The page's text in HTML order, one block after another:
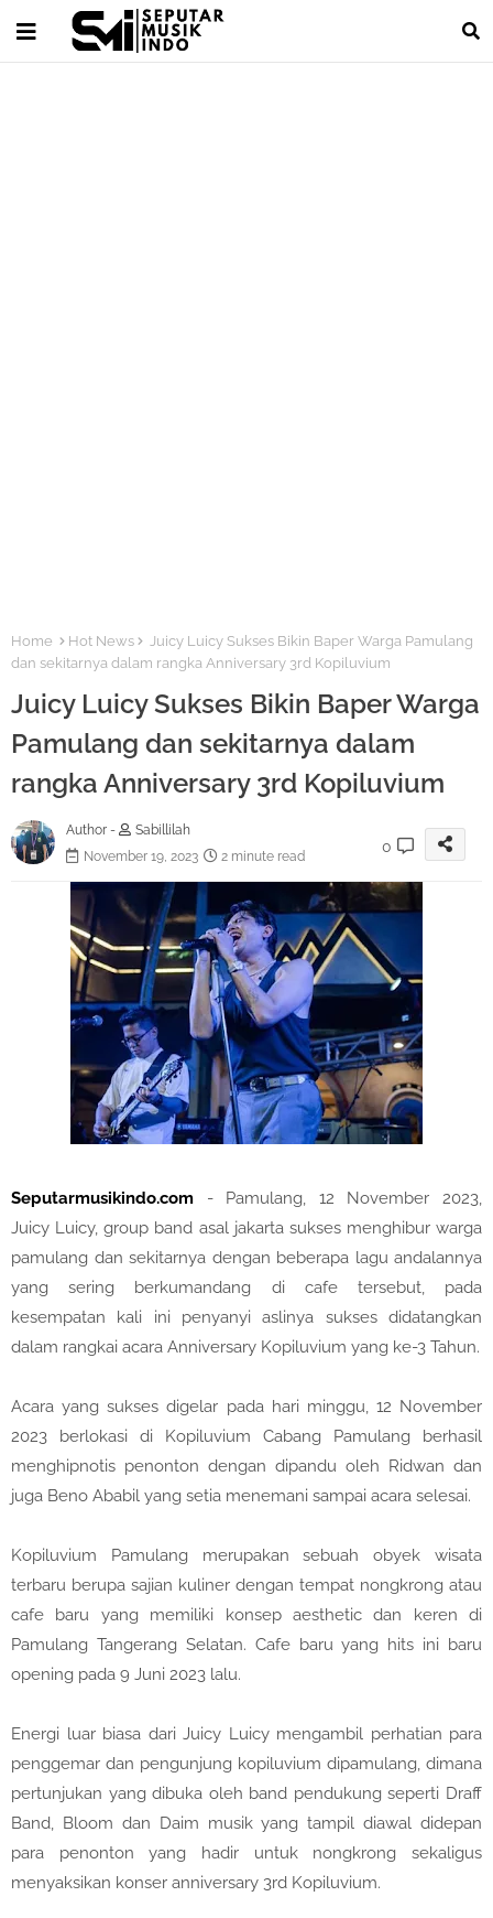
Home Hot News
Juicy Luicy Sukses Bikin Baper Warga Pamulang
dan sekitarnya dalam rangka Anniversary 3rd Kopiluvium
Juicy Luicy Sukses Bikin Baper Warga
Pamulang dan sekitarnya dalam
rangka Anniversary 3rd Kopiluvium
Author -
Sabillilah
November 19, 2023
2 minute read
0
Seputarmusikindo.com - Pamulang, 12 November 2023,
Juicy Luicy, group band asal jakarta sukses menghibur warga
pamulang dan sekitarnya dengan beberapa lagu andalannya
yang sering berkumandang di cafe tersebut, pada
kesempatan kali ini penyanyi aslinya sukses didatangkan
dalam rangkai acara Anniversary Kopiluvium yang ke-3 Tahun.
Acara yang sukses digelar pada hari minggu, 12 November
2023 berlokasi di Kopiluvium Cabang Pamulang berhasil
menghipnotis penonton dengan dipandu oleh Ridwan dan
juga Beno Ababil yang setia menemani sampai acara selesai.
Kopiluvium Pamulang merupakan sebuah obyek wisata
terbaru berupa sajian kuliner dengan tempat nongkrong atau
cafe baru yang memiliki konsep aesthetic dan keren di
Pamulang Tangerang Selatan. Cafe baru yang hits ini baru
opening pada 9 Juni 2023 lalu.
Energi luar biasa dari Juicy Luicy mengambil perhatian para
penggemar dan pengunjung kopiluvium dipamulang, dimana
pertunjukan yang dibuka oleh band pendukung seperti Draff
Band, Bloom dan Daim musik yang tampil diawal didepan
para penonton yang hadir untuk nongkrong sekaligus
menyaksikan konser anniversary 3rd Kopiluvium.